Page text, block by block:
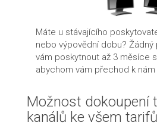
Máte u stávajícího
nebo výpovědní dobu?
vám poskytnout až 3 měsíce
abychom vám přechod k nám
Možnost dokoupení
kanálů ke všem